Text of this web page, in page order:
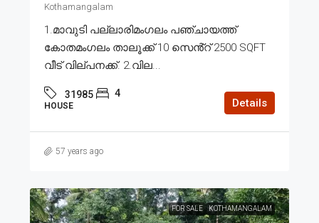
Kothamangalam
1.മാവുടി പല്ലാരിമംഗലം പഞ്ചായത്ത്
കോതമംഗലം താലൂക്ക് 10 സെൻ്റ് 2500 SQFT
വീട് വില്പനക്ക്. 2.വില...
31985 4
HOUSE Details
57 years ago
FOR SALE KOTHAMANGALAM